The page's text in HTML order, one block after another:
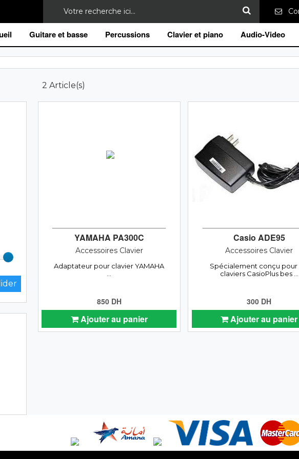
Guitare et basse Percussions Clavier et piano Audio-Video
2 Article(s)
YAMAHA PA300C
Accessoires Clavier
Adaptateur pour clavier YAMAHA
850 DH
Ajouter au panier
Casio ADE95
Accessoires Clavier
Spécialement conçu pour
claviers CasioPlus bes ...
300 DH
Ajouter au panier